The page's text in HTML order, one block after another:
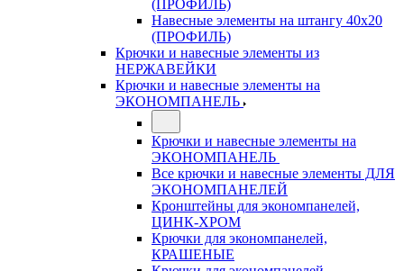
(ПРОФИЛЬ)
Навесные элементы на штангу 40х20
(ПРОФИЛЬ)
Крючки и навесные элементы из
НЕРЖАВЕЙКИ
Крючки и навесные элементы на
ЭКОНОМПАНЕЛЬ
Крючки и навесные элементы на
ЭКОНОМПАНЕЛЬ
Все крючки и навесные элементы ДЛЯ
ЭКОНОМПАНЕЛЕЙ
Кронштейны для экономпанелей,
ЦИНК-ХРОМ
Крючки для экономпанелей,
КРАШЕНЫЕ